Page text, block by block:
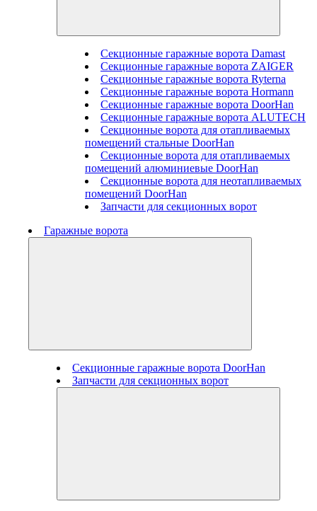
Секционные гаражные ворота Damast
Секционные гаражные ворота ZAIGER
Секционные гаражные ворота Ryterna
Секционные гаражные ворота Hormann
Секционные гаражные ворота DoorHan
Секционные гаражные ворота ALUTECH
Секционные ворота для отапливаемых
помещений стальные DoorHan
Секционные ворота для отапливаемых
помещений алюминиевые DoorHan
Секционные ворота для неотапливаемых
помещений DoorHan
Запчасти для секционных ворот
Гаражные ворота
Секционные гаражные ворота DoorHan
Запчасти для секционных ворот